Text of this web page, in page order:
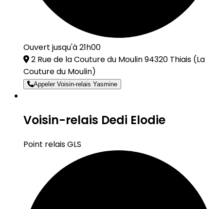
Ouvert jusqu'à 21h00
2 Rue de la Couture du Moulin 94320 Thiais (La
Couture du Moulin)
Appeler Voisin-relais Yasmine
Voisin-relais Dedi Elodie
Point relais GLS